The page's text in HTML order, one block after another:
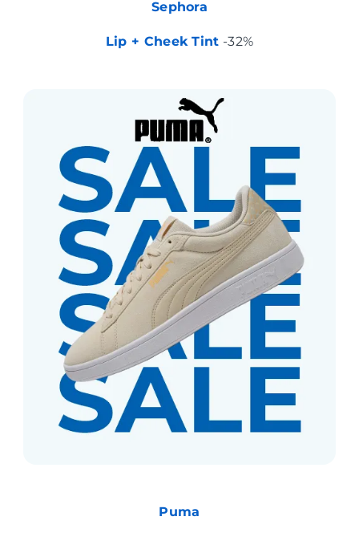
Sephora
Lip + Cheek Tint -32%
Puma